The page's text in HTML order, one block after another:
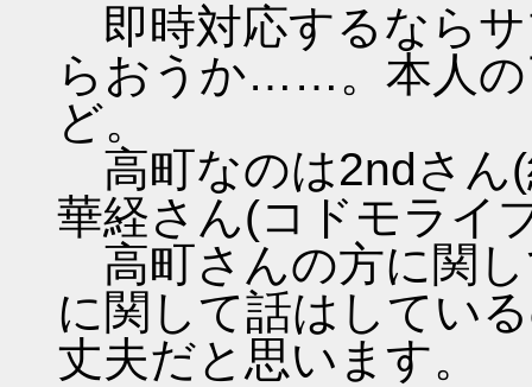
即時対応するなら
らおうか……。本人の
ど。
高町なのは2ndさん
華経さん(コドモライ
高町さんの方に関
に関して話はしてい
丈夫だと思います。